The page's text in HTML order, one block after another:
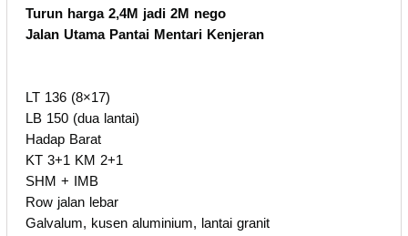
Turun harga 2,4M jadi 2M nego
Jalan Utama Pantai Mentari Kenjeran
LT 136 (8×17)
LB 150 (dua lantai)
Hadap Barat
KT 3+1 KM 2+1
SHM + IMB
Row jalan lebar
Galvalum, kusen aluminium, lantai granit